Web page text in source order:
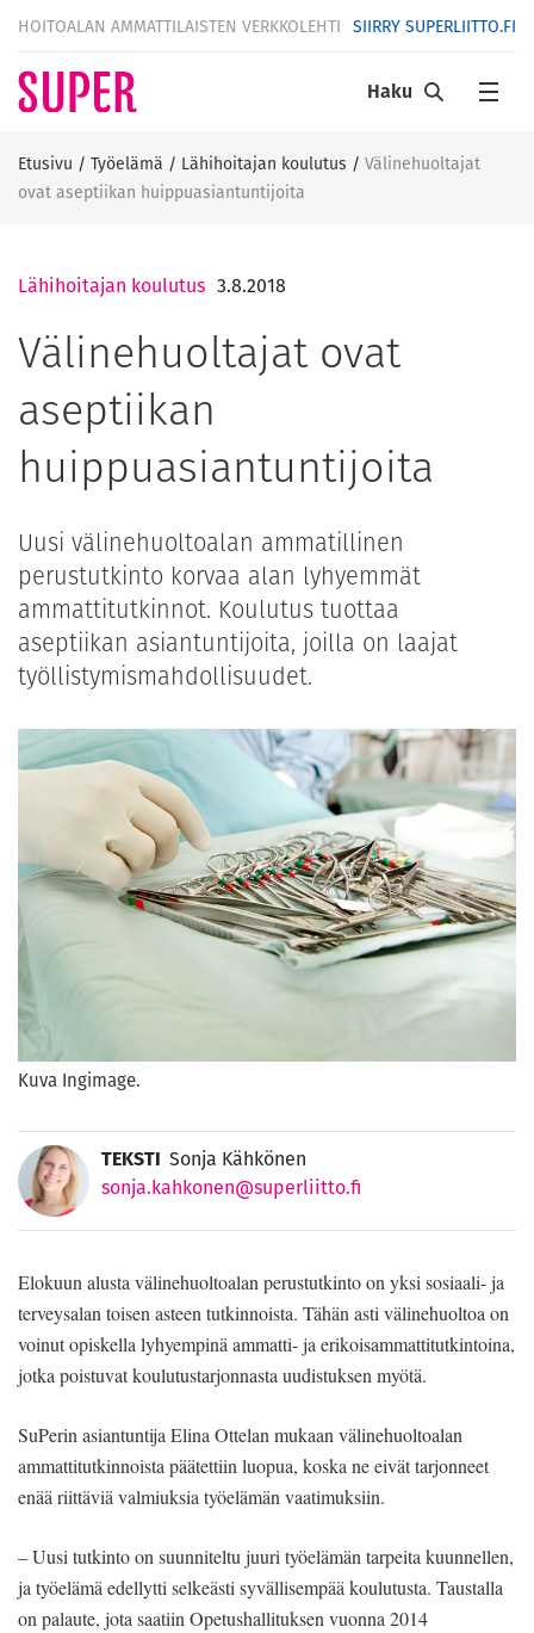
HOITOALAN AMMATTILAISTEN VERKKOLEHTI SIIRRY SUPERLIITTO.FI
Haku
Etusivu / Työelämä / Lähihoitajan koulutus / Välinehuoltajat
ovat aseptiikan huippuasiantuntijoita
Lähihoitajan koulutus 3.8.2018
Välinehuoltajat ovat
aseptiikan
huippuasiantuntijoita
Uusi välinehuoltoalan ammatillinen
perustutkinto korvaa alan lyhyemmät
ammattitutkinnot. Koulutus tuottaa
aseptiikan asiantuntijoita, joilla on laajat
työllistymismahdollisuudet.
Kuva Ingimage.
TEKSTI Sonja Kähkönen
sonja.kahkonen@superliitto.fi
Elokuun alusta välinehuoltoalan perustutkinto on yksi sosiaali- ja
terveysalan toisen asteen tutkinnoista. Tähän asti välinehuoltoa on
voinut opiskella lyhyempinä ammatti- ja erikoisammattitutkintoina,
jotka poistuvat koulutustarjonnasta uudistuksen myötä.
SuPerin asiantuntija Elina Ottelan mukaan välinehuoltoalan
ammattitutkinnoista päätettiin luopua, koska ne eivät tarjonneet
enää riittäviä valmiuksia työelämän vaatimuksiin.
– Uusi tutkinto on suunniteltu juuri työelämän tarpeita kuunnellen,
ja työelämä edellytti selkeästi syvällisempää koulutusta. Taustalla
on palaute, jota saatiin Opetushallituksen vuonna 2014